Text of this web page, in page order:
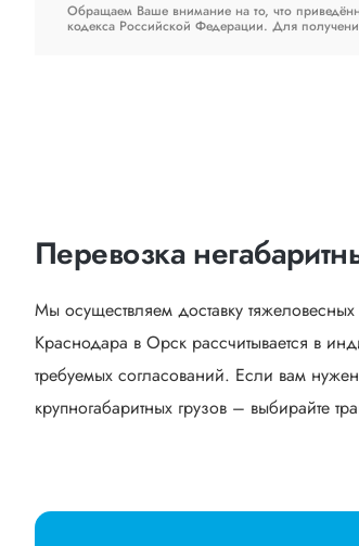
Обращаем Ваше внимание на то, что
кодекса Российской Федерации. Для
Перевозка
Мы осуществляем доставку
Краснодара в Орск рассчитывается в
требуемых согласований. Если вам
крупногабаритных грузов – выбирайте